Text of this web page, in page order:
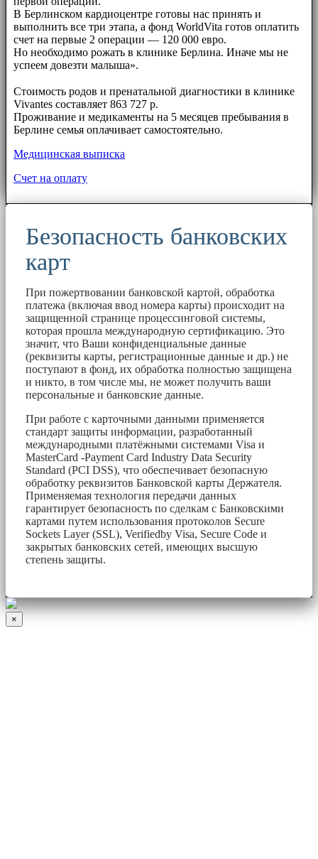
В Берлинском кардиоцентре готовы нас принять и
выполнить все три этапа, а фонд WorldVita готов оплатить
счет на первые 2 операции — 120 000 евро.
Но необходимо рожать в клинике Берлина. Иначе мы не
успеем довезти малыша».
Стоимость родов и пренатальной диагностики в клинике
Vivantes составляет 863 727 р.
Проживание и медикаменты на 5 месяцев пребывания в
Берлине семья оплачивает самостоятельно.
Медицинская выписка
Счет на оплату
Безопасность банковских
карт
При пожертвовании банковской картой, обработка
платежа (включая ввод номера карты) происходит на
защищенной странице процессинговой системы,
которая прошла международную сертификацию. Это
значит, что Ваши конфиденциальные данные
(реквизиты карты, регистрационные данные и др.) не
поступают в фонд, их обработка полностью защищена
и никто, в том числе мы, не может получить ваши
персональные и банковские данные.
При работе с карточными данными применяется
стандарт защиты информации, разработанный
международными платёжными системами Visa и
MasterCard -Payment Card Industry Data Security
Standard (PCI DSS), что обеспечивает безопасную
обработку реквизитов Банковской карты Держателя.
Применяемая технология передачи данных
гарантирует безопасность по сделкам с Банковскими
картами путем использования протоколов Secure
Sockets Layer (SSL), Verifiedby Visa, Secure Code и
закрытых банковских сетей, имеющих высшую
степень защиты.
×